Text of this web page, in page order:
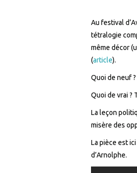
Au festival
tétralogie
même décor
(article).
Quoi de neuf
Quoi de vrai ?
La leçon
misère des
La pièce est
d’Arnolphe.